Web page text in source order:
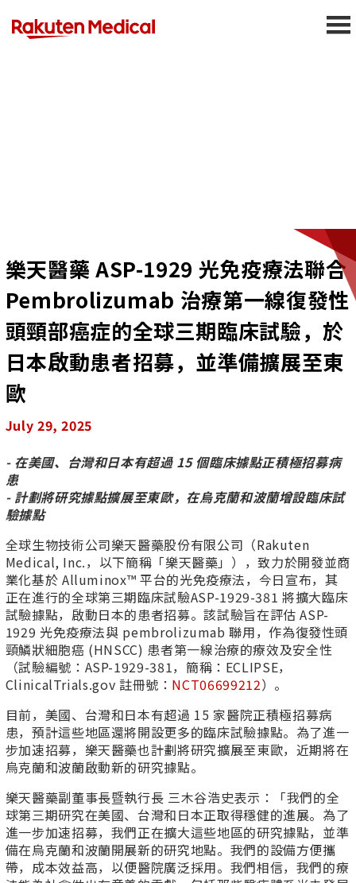
樂天醫藥 ASP-1929 光免疫療法聯合
Pembrolizumab 治療第一線復發性
頭頸部癌症的全球三期臨床試驗，於
日本啟動患者招募，並準備擴展至東
歐
July 29, 2025
- 在美國、台灣和日本有超過 15 個臨床據點正積極招募病
患
- 計劃將研究據點擴展至東歐，在烏克蘭和波蘭增設臨床試
驗據點
全球生物技術公司樂天醫藥股份有限公司（Rakuten
Medical, Inc.，以下簡稱「樂天醫藥」），致力於開發並商
業化基於 Alluminox™ 平台的光免疫療法，今日宣布，其
正在進行的全球第三期臨床試驗ASP-1929-381 將擴大臨床
試驗據點，啟動日本的患者招募。該試驗旨在評估 ASP-
1929 光免疫療法與 pembrolizumab 聯用，作為復發性頭
頸鱗狀細胞癌 (HNSCC) 患者第一線治療的療效及安全性
（試驗編號：ASP-1929-381，簡稱：ECLIPSE，
ClinicalTrials.gov 註冊號： NCT06699212）。
目前，美國、台灣和日本有超過 15 家醫院正積極招募病
患，預計這些地區還將開設更多的臨床試驗據點。為了進一
步加速招募，樂天醫藥也計劃將研究擴展至東歐，近期將在
烏克蘭和波蘭啟動新的研究據點。
樂天醫藥副董事長暨執行長 三木谷浩史表示：「我們的全
球第三期研究在美國、台灣和日本正取得穩健的進展。為了
進一步加速招募，我們正在擴大這些地區的研究據點，並準
備在烏克蘭和波蘭開展新的研究地點。我們的設備方便攜
帶，成本效益高，以便醫院廣泛採用。我們相信，我們的療